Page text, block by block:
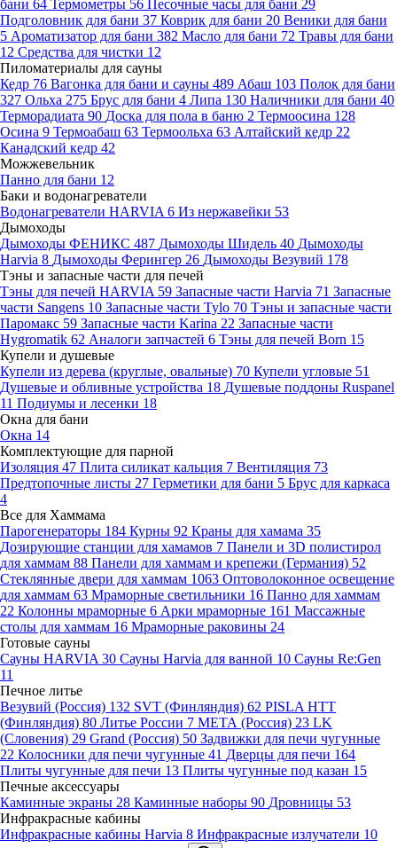
бани 64 Термометры 56 Песочные часы для бани 29
Подголовник для бани 37 Коврик для бани 20 Веники для бани
5 Ароматизатор для бани 382 Масло для бани 72 Травы для бани
12 Средства для чистки 12
Пиломатериалы для сауны
Кедр 76 Вагонка для бани и сауны 489 Абаш 103 Полок для бани
327 Ольха 275 Брус для бани 4 Липа 130 Наличники для бани 40
Терморадиата 90 Доска для пола в баню 2 Термоосина 128
Осина 9 Термоабаш 63 Термоольха 63 Алтайский кедр 22
Канадский кедр 42
Можжевельник
Панно для бани 12
Баки и водонагреватели
Водонагреватели HARVIA 6 Из нержавейки 53
Дымоходы
Дымоходы ФЕНИКС 487 Дымоходы Шидель 40 Дымоходы
Harvia 8 Дымоходы Ферингер 26 Дымоходы Везувий 178
Тэны и запасные части для печей
Тэны для печей HARVIA 59 Запасные части Harvia 71 Запасные
части Sangens 10 Запасные части Tylo 70 Тэны и запасные части
Паромакс 59 Запасные части Karina 22 Запасные части
Hygromatik 62 Аналоги запчастей 6 Тэны для печей Born 15
Купели и душевые
Купели из дерева (круглые, овальные) 70 Купели угловые 51
Душевые и обливные устройства 18 Душевые поддоны Ruspanel
11 Подиумы и лесенки 18
Окна для бани
Окна 14
Комплектующие для парной
Изоляция 47 Плита силикат кальция 7 Вентиляция 73
Предтопочные листы 27 Герметики для бани 5 Брус для каркаса
4
Все для Хаммама
Парогенераторы 184 Курны 92 Краны для хамама 35
Дозирующие станции для хамамов 7 Панели и 3D полистирол
для хаммам 88 Панели для хаммам и крепежи (Германия) 52
Стеклянные двери для хаммам 1063 Оптоволоконное освещение
для хаммам 63 Мраморные светильники 16 Панно для хаммам
22 Колонны мраморные 6 Арки мраморные 161 Массажные
столы для хаммам 16 Мраморные раковины 24
Готовые сауны
Сауны HARVIA 30 Сауны Harvia для ванной 10 Сауны Re:Gen
11
Печное литье
Везувий (Россия) 132 SVT (Финляндия) 62 PISLA HTT
(Финляндия) 80 Литье России 7 МЕТА (Россия) 23 LK
(Словения) 29 Grand (Россия) 50 Задвижки для печи чугунные
22 Колосники для печи чугунные 41 Дверцы для печи 164
Плиты чугунные для печи 13 Плиты чугунные под казан 15
Печные аксессуары
Каминные экраны 28 Каминные наборы 90 Дровницы 53
Инфракрасные кабины
Инфракрасные кабины Harvia 8 Инфракрасные излучатели 10